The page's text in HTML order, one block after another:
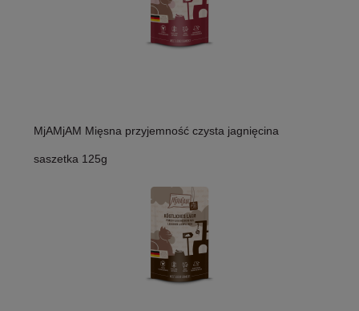
MjAMjAM Mięsna przyjemność czysta jagnięcina
saszetka 125g